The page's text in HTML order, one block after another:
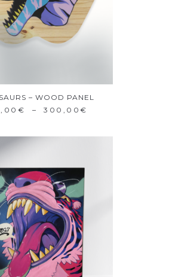
– WOOD PANEL
€ – 300,00 €
SÉLECTIONNEZ